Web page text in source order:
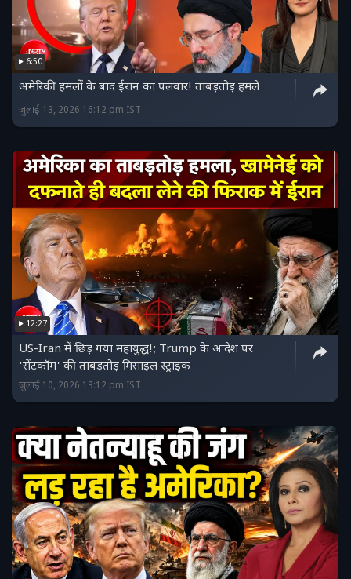
6:50
अमेरिकी हमलों के बाद ईरान का पलवार! ताबड़तोड़ हमले
जुलाई 13, 2026 16:12 pm IST
12:27
US-Iran में छिड़ गया महायुद्ध!; Trump के आदेश पर
'सेंटकॉम' की ताबड़तोड़ मिसाइल स्ट्राइक
जुलाई 10, 2026 13:12 pm IST